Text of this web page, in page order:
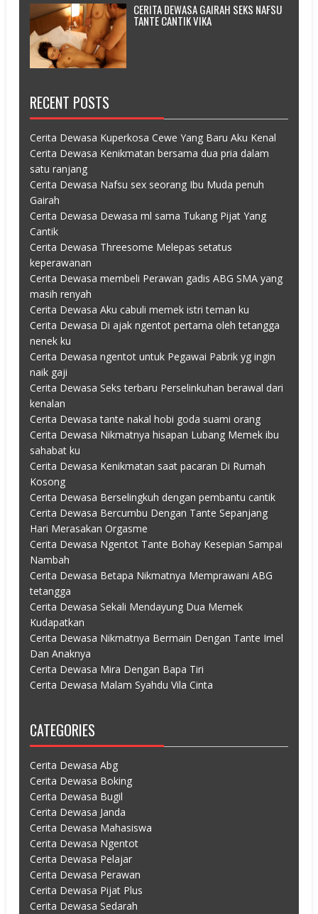
CERITA DEWASA GAIRAH SEKS NAFSU
TANTE CANTIK VIKA
RECENT POSTS
Cerita Dewasa Kuperkosa Cewe Yang Baru Aku Kenal
Cerita Dewasa Kenikmatan bersama dua pria dalam
satu ranjang
Cerita Dewasa Nafsu sex seorang Ibu Muda penuh
Gairah
Cerita Dewasa Dewasa ml sama Tukang Pijat Yang
Cantik
Cerita Dewasa Threesome Melepas setatus
keperawanan
Cerita Dewasa membeli Perawan gadis ABG SMA yang
masih renyah
Cerita Dewasa Aku cabuli memek istri teman ku
Cerita Dewasa Di ajak ngentot pertama oleh tetangga
nenek ku
Cerita Dewasa ngentot untuk Pegawai Pabrik yg ingin
naik gaji
Cerita Dewasa Seks terbaru Perselinkuhan berawal dari
kenalan
Cerita Dewasa tante nakal hobi goda suami orang
Cerita Dewasa Nikmatnya hisapan Lubang Memek ibu
sahabat ku
Cerita Dewasa Kenikmatan saat pacaran Di Rumah
Kosong
Cerita Dewasa Berselingkuh dengan pembantu cantik
Cerita Dewasa Bercumbu Dengan Tante Sepanjang
Hari Merasakan Orgasme
Cerita Dewasa Ngentot Tante Bohay Kesepian Sampai
Nambah
Cerita Dewasa Betapa Nikmatnya Memprawani ABG
tetangga
Cerita Dewasa Sekali Mendayung Dua Memek
Kudapatkan
Cerita Dewasa Nikmatnya Bermain Dengan Tante Imel
Dan Anaknya
Cerita Dewasa Mira Dengan Bapa Tiri
Cerita Dewasa Malam Syahdu Vila Cinta
CATEGORIES
Cerita Dewasa Abg
Cerita Dewasa Boking
Cerita Dewasa Bugil
Cerita Dewasa Janda
Cerita Dewasa Mahasiswa
Cerita Dewasa Ngentot
Cerita Dewasa Pelajar
Cerita Dewasa Perawan
Cerita Dewasa Pijat Plus
Cerita Dewasa Sedarah